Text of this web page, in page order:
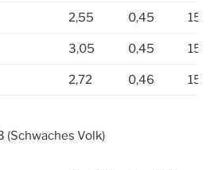
2,55 0,45 15,0
3,05 0,45 15,8
2,72 0,46 15,0
(Schwaches Volk)